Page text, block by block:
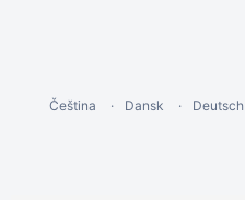
Čeština Dansk Deutsch